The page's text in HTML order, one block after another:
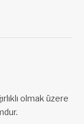
olmak üzere